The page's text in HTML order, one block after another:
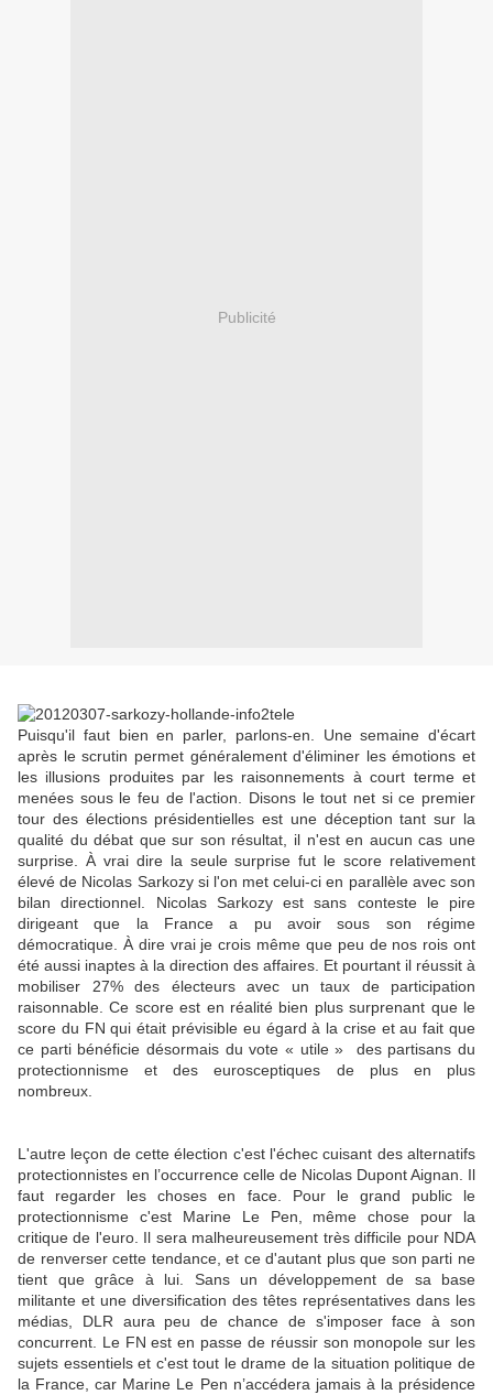
Publicité
Puisqu'il faut bien en parler, parlons-en. Une semaine d'écart
après le scrutin permet généralement d'éliminer les émotions et
les illusions produites par les raisonnements à court terme et
menées sous le feu de l'action. Disons le tout net si ce premier
tour des élections présidentielles est une déception tant sur la
qualité du débat que sur son résultat, il n'est en aucun cas une
surprise. À vrai dire la seule surprise fut le score relativement
élevé de Nicolas Sarkozy si l'on met celui-ci en parallèle avec son
bilan directionnel. Nicolas Sarkozy est sans conteste le pire
dirigeant que la France a pu avoir sous son régime
démocratique. À dire vrai je crois même que peu de nos rois ont
été aussi inaptes à la direction des affaires. Et pourtant il réussit à
mobiliser 27% des électeurs avec un taux de participation
raisonnable. Ce score est en réalité bien plus surprenant que le
score du FN qui était prévisible eu égard à la crise et au fait que
ce parti bénéficie désormais du vote « utile » des partisans du
protectionnisme et des eurosceptiques de plus en plus
nombreux.
L'autre leçon de cette élection c'est l'échec cuisant des alternatifs
protectionnistes en l’occurrence celle de Nicolas Dupont Aignan. Il
faut regarder les choses en face. Pour le grand public le
protectionnisme c'est Marine Le Pen, même chose pour la
critique de l'euro. Il sera malheureusement très difficile pour NDA
de renverser cette tendance, et ce d'autant plus que son parti ne
tient que grâce à lui. Sans un développement de sa base
militante et une diversification des têtes représentatives dans les
médias, DLR aura peu de chance de s'imposer face à son
concurrent. Le FN est en passe de réussir son monopole sur les
sujets essentiels et c'est tout le drame de la situation politique de
la France, car Marine Le Pen n’accédera jamais à la présidence